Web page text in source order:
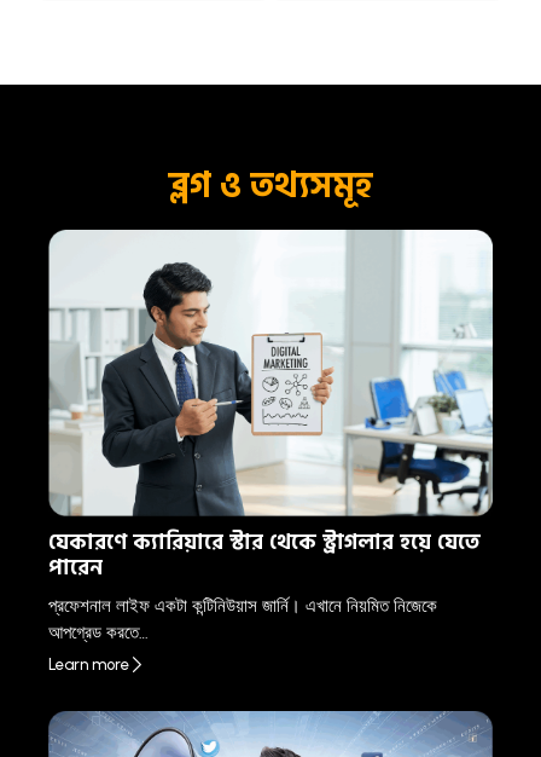
ব্লগ ও তথ্যসমূহ
যেকারণে ক্যারিয়ারে স্টার থেকে স্ট্রাগলার হয়ে যেতে
পারেন
প্রফেশনাল লাইফ একটা কন্টিনিউয়াস জার্নি। এখানে নিয়মিত নিজেকে
আপগ্রেড করতে…
Learn more